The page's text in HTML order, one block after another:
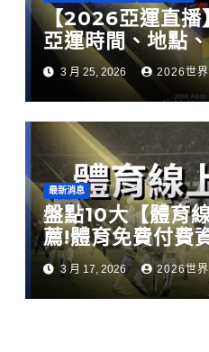
【2026亞運直播
亞運時間、地點
3 月 25, 2026 2026世
最新消息
盤點10大【體育
薦!體育免費付費
3 月 17, 2026 2026世